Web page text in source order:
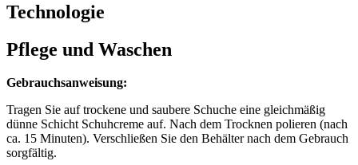
Technologie
Pflege und Waschen
Gebrauchsanweisung:
Tragen Sie auf trockene und saubere Schuche eine gleichmäßig
dünne Schicht Schuhcreme auf. Nach dem Trocknen polieren (nach
ca. 15 Minuten). Verschließen Sie den Behälter nach dem Gebrauch
sorgfältig.